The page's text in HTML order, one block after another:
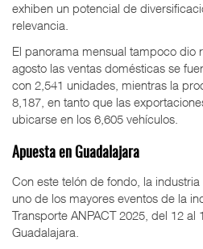
exhiben un potencial de
relevancia.
El panorama mensual tampoco dio
agosto las ventas domésticas se
con 2,541 unidades, mientras la
8,187, en tanto que las
ubicarse en los 6,605 vehículos.
Apuesta en Guadalajara
Con este telón de fondo, la
uno de los mayores eventos de la
Transporte ANPACT 2025, del 12
Guadalajara.